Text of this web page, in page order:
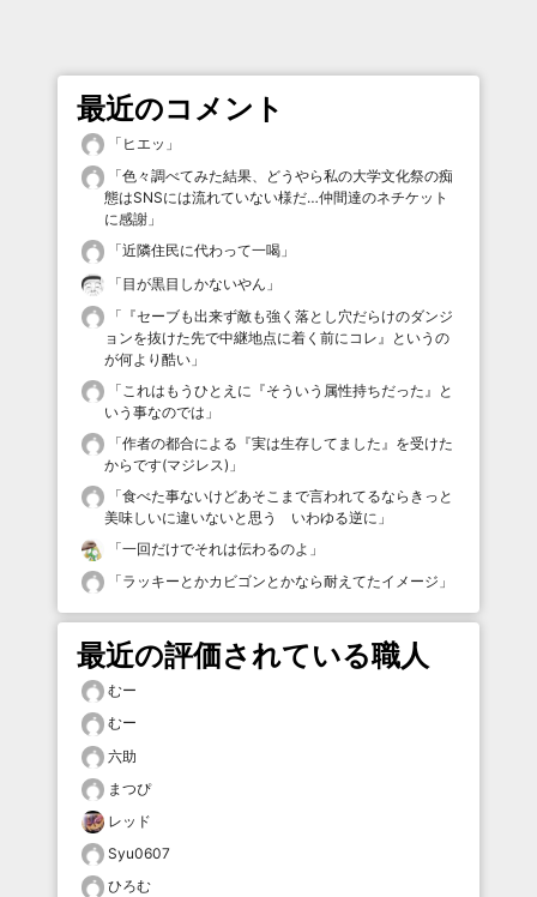
最近のコメント
「 ヒエッ 」
「色々調べてみた結果、どうやら私の大学文化祭の痴
態はSNSには流れていない様だ…仲間達のネチケット
に感謝 」
「近隣住民に代わって一喝 」
「目が黒目しかないやん 」
「 『セーブも出来ず敵も強く落とし穴だらけのダンジ
ョンを抜けた先で中継地点に着く前にコレ』というの
が何より酷い 」
「 これはもうひとえに『そういう属性持ちだった』と
いう事なのでは 」
「作者の都合による『実は生存してました』を受けた
からです(マジレス) 」
「食べた事ないけどあそこまで言われてるならきっと
美味しいに違いないと思う いわゆる逆に 」
「一回だけでそれは伝わるのよ 」
「ラッキーとかカビゴンとかなら耐えてたイメージ 」
最近の評価されている職人
むー
むー
六助
まつぴ
レッド
Syu0607
ひろむ